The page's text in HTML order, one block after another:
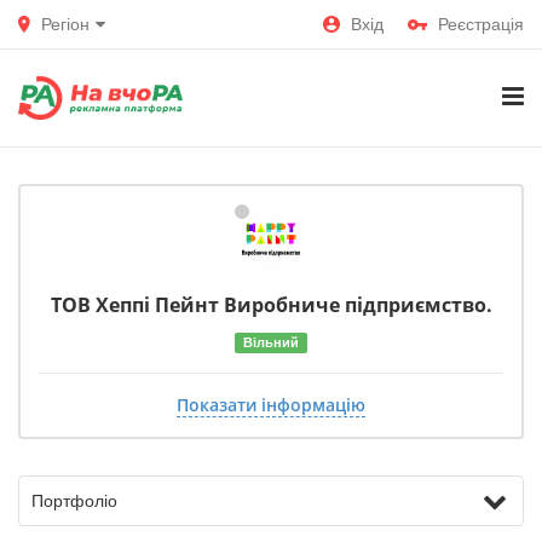
Регіон Вхід Реєстрація
ТОВ Хеппі Пейнт Виробниче підприємство.
Вільний
Показати інформацію
Портфоліо